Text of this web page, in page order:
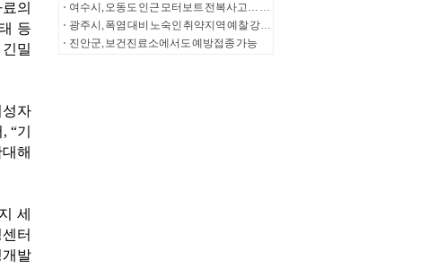
여수시, 오동도 인근 모터보트 전복사고… 실종자 수색· 탑승자 가족 지원 총력
광주시, 폭염 대비 노숙인 취약지역 예찰 강화…주 2회 이상 상시 순찰
진안군, 보건진료소에서도 예방접종 가능